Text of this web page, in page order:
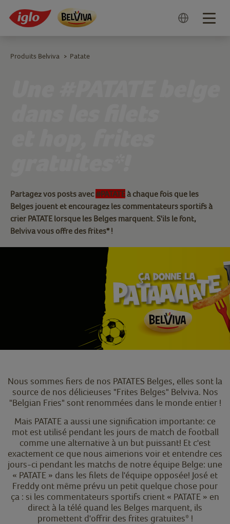
Partagez vos posts avec#PATATEà chaque fois que les
Belges jouent et encouragez les commentateurs sportifs à
crier PATATE lorsque les Belges marquent. S'ils le font,
Belviva vous offre des frites* !
Produits Belviva > Patate
Nous sommes fiers de nos PATATES Belges, elles sont la
source de nos délicieuses "Frites Belges" Belviva. Nos
"Belgian Fries" sont renommées dans le monde entier !
Mais PATATE a aussi une signification importante: ce
mot est utilisé pendant les jours de match de football
comme une alternative à un but puissant! Et c'est
exactement ce que nous aimerions voir et entendre ces
jours-ci pendant les matchs de notre équipe Belge: une
« PATATE » dans les filets de l'équipe opposée! José et
Freddy ont même prévu un petit quelque chose pour
ça : si les commentateurs sportifs crient « PATATE » en
direct à la télé quand les Belges marquent, ils
promettent d'offrir des frites gratuites* !